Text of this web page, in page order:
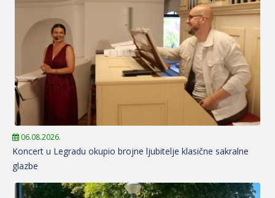
06.08.2026.
Koncert u Legradu okupio brojne ljubitelje klasične sakralne
glazbe